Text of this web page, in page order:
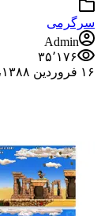
سرگرمی
Admin
۳۵٬۱۷۶
۱۶ فروردین ۱۳۸۸،‏ ۱۲:۲۲